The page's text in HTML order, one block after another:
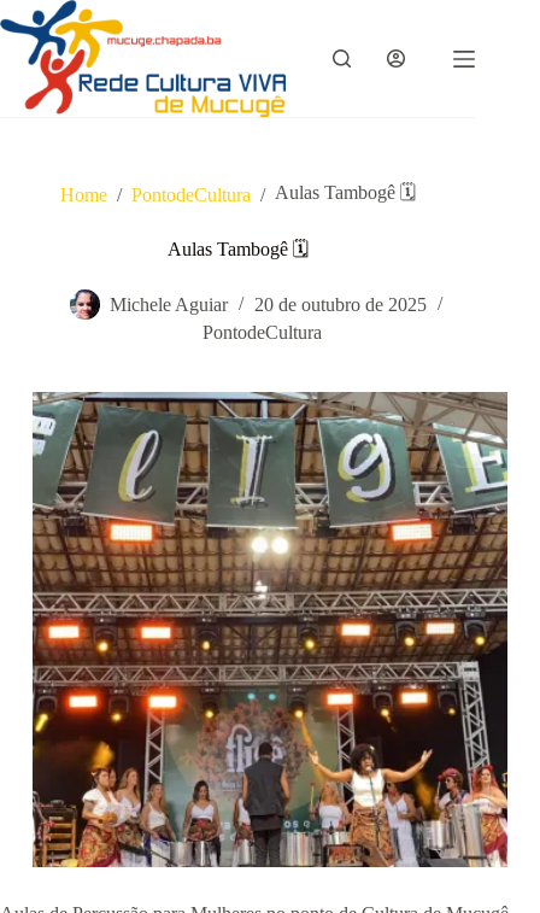
Pular
para
conteúdo
Home / PontodeCultura / Aulas Tambogê 🗓
Aulas Tambogê 🗓
Michele Aguiar
20 de outubro de 2025
PontodeCultura